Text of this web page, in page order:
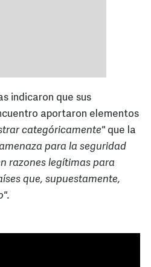
indicaron que sus
aportaron elementos
categóricamente" que la
para la seguridad
razones legítimas para
que, supuestamente,